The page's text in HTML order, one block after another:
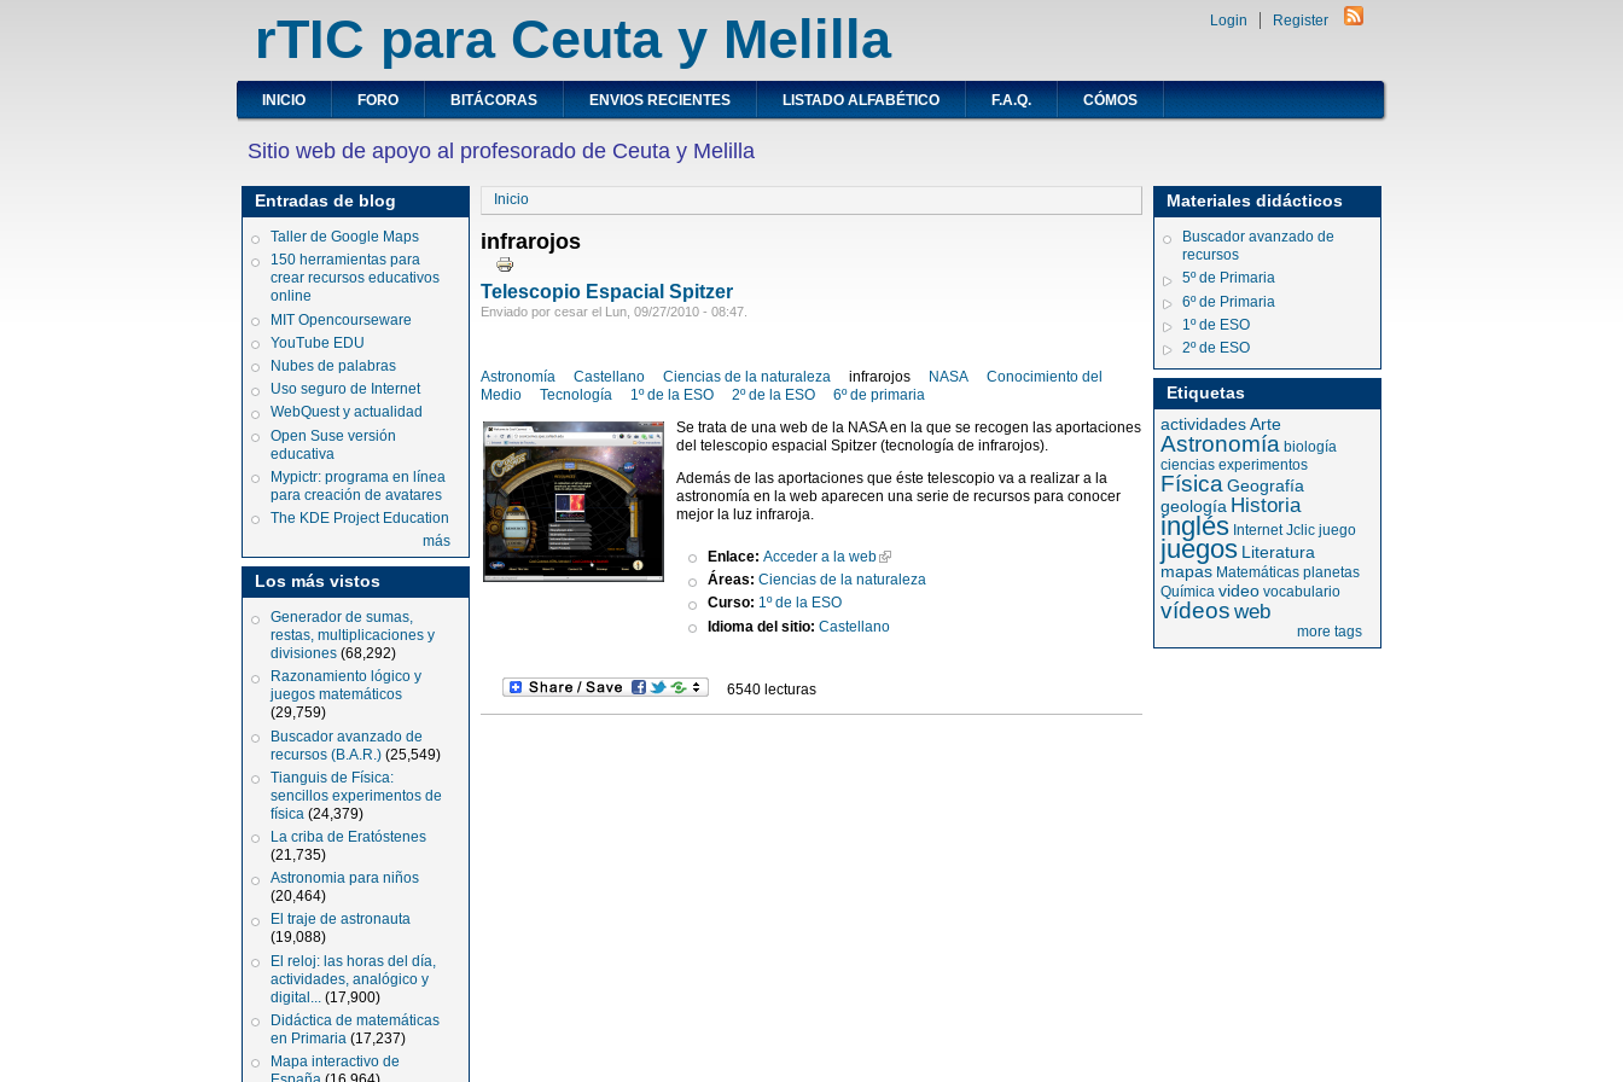
rTIC para Ceuta y Melilla Login Register
INICIO FORO BITÁCORAS ENVIOS RECIENTES LISTADO ALFABÉTICO F.A.Q. CÓMOS
Sitio web de apoyo al profesorado de Ceuta y Melilla
Entradas de blog
Taller de Google Maps
150 herramientas para
crear recursos educativos
online
MIT Opencourseware
YouTube EDU
Nubes de palabras
Uso seguro de Internet
WebQuest y actualidad
Open Suse versión
educativa
Mypictr: programa en línea
para creación de avatares
The KDE Project Education
más
Los más vistos
Generador de sumas,
restas, multiplicaciones y
divisiones (68,292)
Razonamiento lógico y
juegos matemáticos
(29,759)
Buscador avanzado de
recursos (B.A.R.) (25,549)
Tianguis de Física:
sencillos experimentos de
física (24,379)
La criba de Eratóstenes
(21,735)
Astronomia para niños
(20,464)
El traje de astronauta
(19,088)
El reloj: las horas del día,
actividades, analógico y
digital...
(17,900)
Didáctica de matemáticas
en Primaria (17,237)
Mapa interactivo de
Inicio
infrarojos
Telescopio Espacial Spitzer
Enviado por cesar el Lun, 09/27/2010 - 08:47.
Astronomía Castellano Ciencias de la naturaleza infrarojos NASA
Conocimiento del
Medio
Tecnología 1º de la ESO 2º de la ESO
6º de primaria
Se trata de una web de la NASA en la que se recogen las aportaciones
del telescopio espacial Spitzer (tecnología de infrarojos).
Además de las aportaciones que éste telescopio va a realizar a la
astronomía en la web aparecen una serie de recursos para conocer
mejor la luz infraroja.
Enlace:Acceder a la web
Áreas:Ciencias de la naturaleza
Curso: 1º de la ESO
Idioma del sitio:Castellano
6540 lecturas
Materiales didácticos
Buscador avanzado de
recursos
5º de Primaria
6º de Primaria
1º de ESO
2º de ESO
Etiquetas
actividadesArte
Astronomía biología
ciencias experimentos
Física Geografía
geología Historia
inglés Internet Jclic juego
juegos Literatura
mapas Matemáticas planetas
Química video vocabulario
vídeos web
more tags